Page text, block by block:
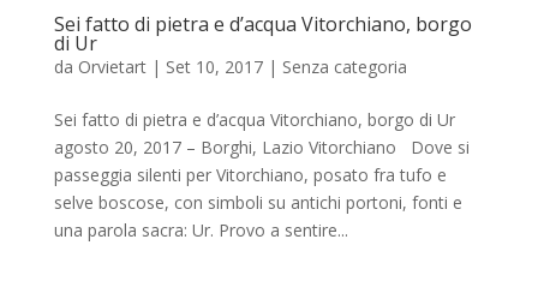
Sei fatto di pietra e d’acqua Vitorchiano, borgo
di Ur
da Orvietart| Set 10, 2017| Senza categoria
Sei fatto di pietra e d’acqua Vitorchiano, borgo di Ur
agosto 20, 2017 – Borghi, Lazio Vitorchiano Dove si
passeggia silenti per Vitorchiano, posato fra tufo e
selve boscose, con simboli su antichi portoni, fonti e
una parola sacra: Ur. Provo a sentire...